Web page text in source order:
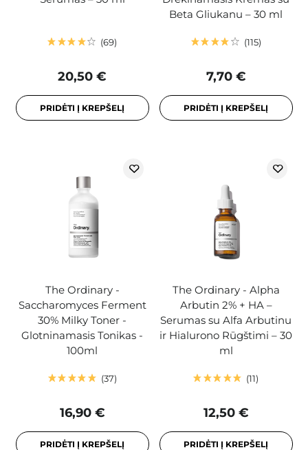
69
20,50 €
PRIDĖTI Į KREPŠELĮ
Beta Gliukanu – 30 ml
115
7,70 €
PRIDĖTI Į KREPŠELĮ
The Ordinary -
Saccharomyces Ferment
30% Milky Toner -
Glotninamasis Tonikas -
100ml
37
16,90 €
PRIDĖTI Į KREPŠELĮ
The Ordinary - Alpha
Arbutin 2% + HA –
Serumas su Alfa Arbutinu
ir Hialurono Rūgštimi – 30
ml
11
12,50 €
PRIDĖTI Į KREPŠELĮ